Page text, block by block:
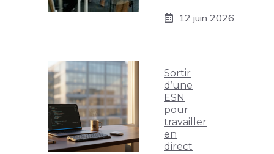
12 juin 2026
Sortir
d’une
ESN
pour
travailler
en
direct